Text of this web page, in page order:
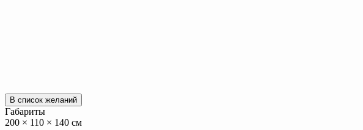
В список желаний
Габариты
200 × 110 × 140 см